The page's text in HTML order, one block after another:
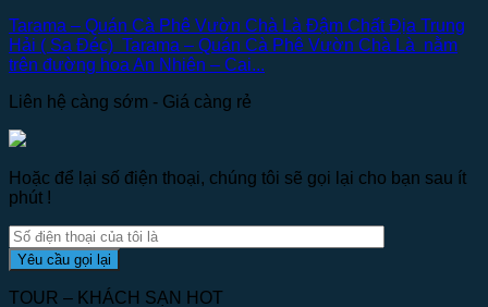
Tarama – Quán Cà Phê Vườn Chà Là Đậm Chất Địa Trung
Hải ( Sa Đéc) Tarama – Quán Cà Phê Vườn Chà Là nằm
trên đường hoa An Nhiên – Cai...
Liên hệ càng sớm - Giá càng rẻ
Hoặc để lại số điện thoại, chúng tôi sẽ gọi lại cho bạn sau ít
phút !
TOUR – KHÁCH SẠN HOT